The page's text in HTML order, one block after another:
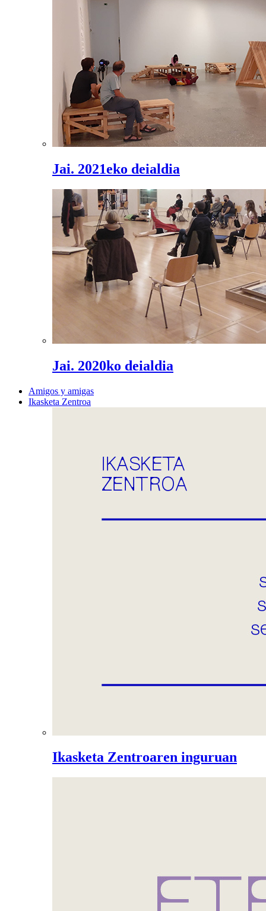
Jai. 2021eko deialdia
Jai. 2020ko deialdia
Amigos y amigas
Ikasketa Zentroa
Ikasketa Zentroaren inguruan